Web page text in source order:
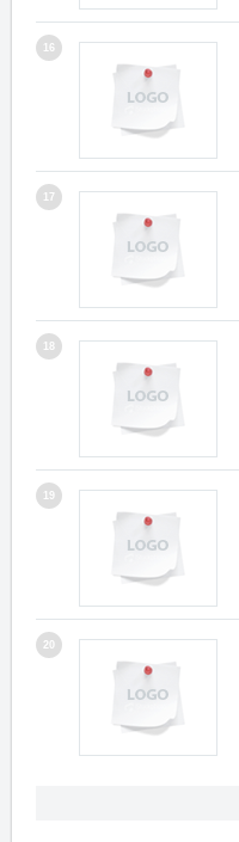
16
17
18
19
20